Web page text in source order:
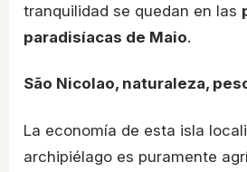
tranquilidad se quedan en las
paradisíacas de Maio.
São Nicolao, naturaleza,
La economía de esta isla
archipiélago es puramente